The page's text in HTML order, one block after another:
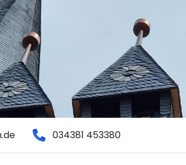
034381 453380